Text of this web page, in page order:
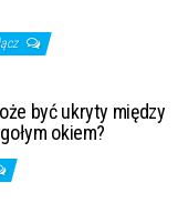
być ukryty między
okiem?